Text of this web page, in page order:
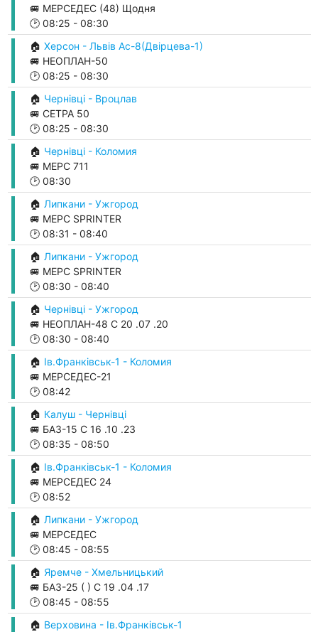
🚐 МЕРСЕДЕС (48) Щодня
🕑 08:25 - 08:30
🏠 Херсон - Львів Ас-8(Двірцева-1)
🚐 НЕОПЛАН-50
🕑 08:25 - 08:30
🏠 Чернівці - Вроцлав
🚐 СЕТРА 50
🕑 08:25 - 08:30
🏠 Чернівці - Коломия
🚐 МЕРС 711
🕑 08:30
🏠 Липкани - Ужгород
🚐 МЕРС SPRINTER
🕑 08:31 - 08:40
🏠 Липкани - Ужгород
🚐 МЕРС SPRINTER
🕑 08:30 - 08:40
🏠 Чернівці - Ужгород
🚐 НЕОПЛАН-48 С 20 .07 .20
🕑 08:30 - 08:40
🏠 Ів.Франківськ-1 - Коломия
🚐 МЕРСЕДЕС-21
🕑 08:42
🏠 Калуш - Чернівці
🚐 БАЗ-15 С 16 .10 .23
🕑 08:35 - 08:50
🏠 Ів.Франківськ-1 - Коломия
🚐 МЕРСЕДЕС 24
🕑 08:52
🏠 Липкани - Ужгород
🚐 МЕРСЕДЕС
🕑 08:45 - 08:55
🏠 Яремче - Хмельницький
🚐 БАЗ-25 ( ) С 19 .04 .17
🕑 08:45 - 08:55
🏠 Верховина - Ів.Франківськ-1